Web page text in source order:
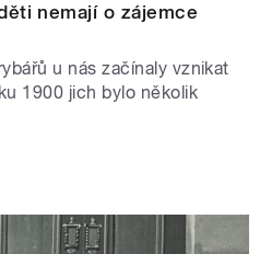
nemají o zájemce
u nás začínaly vznikat
1900 jich bylo několik